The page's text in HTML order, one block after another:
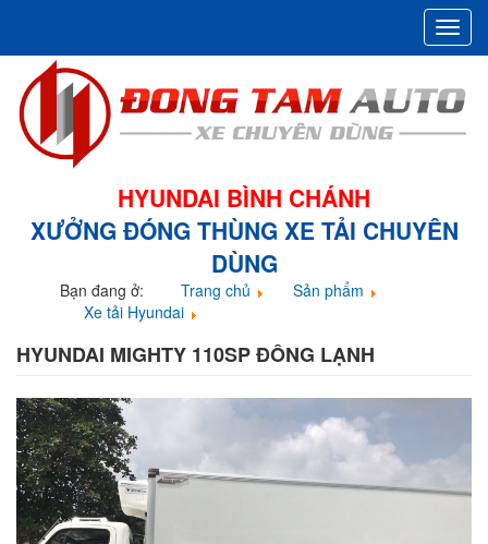
HYUNDAI BÌNH CHÁNH
XƯỞNG ĐÓNG THÙNG XE TẢI CHUYÊN
DÙNG
Bạn đang ở: Trang chủ
Sản phẩm
Xe tải Hyundai
HYUNDAI MIGHTY 110SP ĐÔNG LẠNH